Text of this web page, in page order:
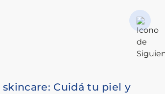
skincare: Cuidá tu piel y